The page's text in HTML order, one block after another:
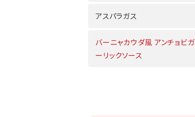
アスパラガス
バーニャカウダ風 アンチョビガ
ーリックソース